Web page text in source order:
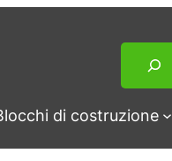
di costruzione